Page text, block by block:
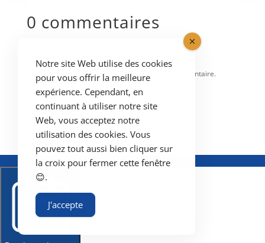
0 commentaires
Soumettre un commentaire
vous connecter pour publier un commentaire.
Notre site Web utilise des cookies
pour vous offrir la meilleure
expérience. Cependant, en
continuant à utiliser notre site
Web, vous acceptez notre
utilisation des cookies. Vous
pouvez tout aussi bien cliquer sur
la croix pour fermer cette fenêtre
😊.
J'accepte